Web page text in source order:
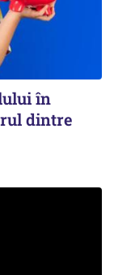
în
dintre